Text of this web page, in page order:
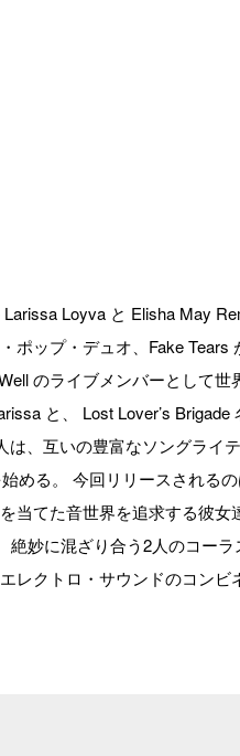
Loyva と Elisha May
ポップ・デュオ、Fake Tears
のライブメンバーとして世
と、 Lost Lover’s Brigade
、互いの豊富なソングライ
める。 今回リリースされる
当てた音世界を追求する彼女
絶妙に混ざり合う2人のコー
レクトロ・サウンドのコンビ